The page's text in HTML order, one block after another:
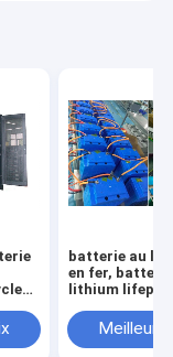
batterie au
en fer,
lithium
Meilleur